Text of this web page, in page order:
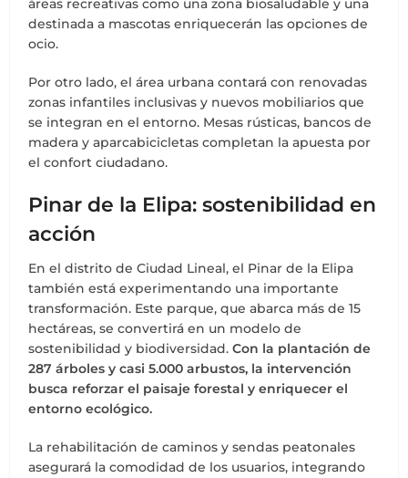
áreas recreativas como una zona biosaludable y una
destinada a mascotas enriquecerán las opciones de
ocio.
Por otro lado, el área urbana contará con renovadas
zonas infantiles inclusivas y nuevos mobiliarios que
se integran en el entorno. Mesas rústicas, bancos de
madera y aparcabicicletas completan la apuesta por
el confort ciudadano.
Pinar de la Elipa: sostenibilidad en
acción
En el distrito de Ciudad Lineal, el Pinar de la Elipa
también está experimentando una importante
transformación. Este parque, que abarca más de 15
hectáreas, se convertirá en un modelo de
sostenibilidad y biodiversidad.Con la plantación de
287 árboles y casi 5.000 arbustos, la intervención
busca reforzar el paisaje forestal y enriquecer el
entorno ecológico.
La rehabilitación de caminos y sendas peatonales
asegurará la comodidad de los usuarios, integrando